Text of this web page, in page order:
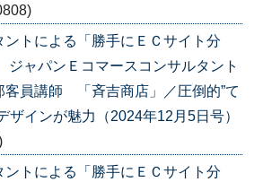
ントによる「勝手にＥＣサイト分
ャパンＥコマースコンサルタント
員講師 「斉吉商店」／圧倒的”て
ザインが魅力（2024年12月5日号）
ントによる「勝手にＥＣサイト分